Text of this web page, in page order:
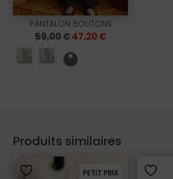
PANTALON BOUTONS
59,00€Le
prix
initial
était :
47,20€Le
Produits similaires
PETIT PRIX